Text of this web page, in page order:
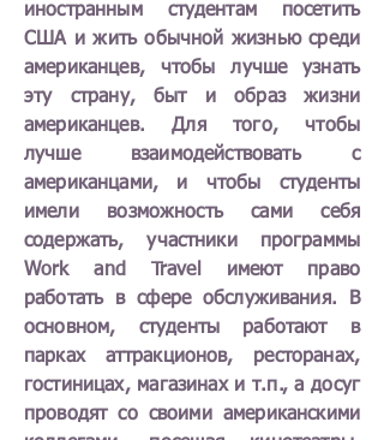
иностранным студентам посетить
США и жить обычной жизнью среди
американцев, чтобы лучше узнать
эту страну, быт и образ жизни
американцев. Для того, чтобы
лучше взаимодействовать с
американцами, и чтобы студенты
имели возможность сами себя
содержать, участники программы
Work and Travel имеют право
работать в сфере обслуживания. В
основном, студенты работают в
парках аттракционов, ресторанах,
гостиницах, магазинах и т.п., а досуг
проводят со своими американскими